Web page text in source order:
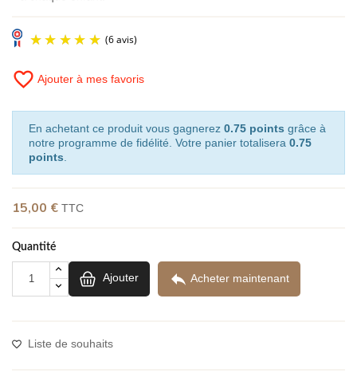
favorite_border Ajouter à mes favoris
En achetant ce produit vous gagnerez 0.75 points grâce à
notre programme de fidélité. Votre panier totalisera 0.75
points
15,00 € TTC
Quantité
Ajouter  Acheter maintenant
Liste de souhaits